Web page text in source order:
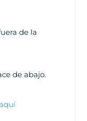
de la
de abajo.